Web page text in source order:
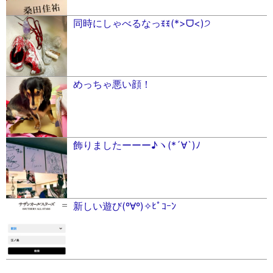
同時にしゃべるなっꉂꉂ(*>ᗜ<)੭
めっちゃ悪い顔！
飾りましたーーー♪︎ヽ(*´∀︎`)ﾉ
新しい遊び(º∀º)✧ﾋﾟｺｰﾝ